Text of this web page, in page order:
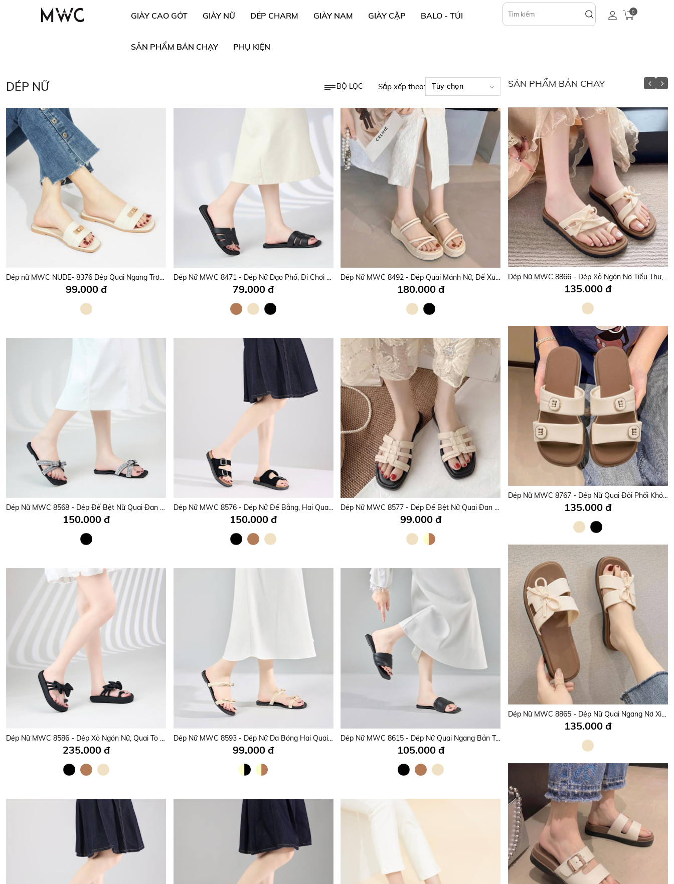
GIÀY CAO GÓT GIÀY NỮ DÉP CHARM GIÀY NAM GIÀY CẶP BALO - TÚI
SẢN PHẨM BÁN CHẠY PHỤ KIỆN
0
DÉP NỮ BỘ LỌC Sắp xếp theo:
Dép nữ MWC NUDE- 8376 Dép Quai Ngang Trơn Phối Quai Da Đính Khóa Vàng Sang Chảnh
99.000 đ
Dép Nữ MWC 8471 - Dép Nữ Dạo Phố, Đi Chơi Siêu Êm Nhẹ, Dép Nữ Quai Ngang Chữ H Phong Cách Năng Động, Trẻ Trung.
79.000 đ
Dép Nữ MWC 8492 - Dép Quai Mảnh Nữ, Đế Xuồng Thanh Lịch, Đi Học, Đi Làm, Đi Chơi Nữ Tính, Bền Đẹp, Thời Trang.
180.000 đ
Dép Nữ MWC 8568 - Dép Đế Bệt Nữ Quai Đan Chéo Đính Đá Lấp Lánh Thời Trang Cao Cấp.
150.000 đ
Dép Nữ MWC 8576 - Dép Nữ Đế Bằng, Hai Quai Ngang Có Khóa Cài Kim Loại Ánh Bạc Cá Tính, Thời Trang.
150.000 đ
Dép Nữ MWC 8577 - Dép Đế Bệt Nữ Quai Đan Chéo Tạo Mạng Lưới Mềm Mại, Mang Vẻ Đẹp Thủ Công, Hiện Đại.
99.000 đ
Dép Nữ MWC 8586 - Dép Xỏ Ngón Nữ, Quai To Bản Thắt Nơ Tiểu Thư Mềm Mại, Trẻ Trung Và Siêu Dễ Thương.
235.000 đ
Dép Nữ MWC 8593 - Dép Nữ Da Bóng Hai Quai Mảnh Ngang Phối Nơ Mềm Mại, Nhẹ Êm, Xinh Chuẩn Gu.
99.000 đ
Dép Nữ MWC 8615 - Dép Nữ Quai Ngang Bản To Họa Tiết May Chéo Nổi, Mũi Vuông Hiện Đại, Thanh Lịch, Sang Trọng.
105.000 đ
SẢN PHẨM BÁN CHẠY
Dép Nữ MWC 8866 - Dép Xỏ Ngón Nơ Tiểu Thư, Sang Chảnh, Êm Chân, Đi Là Mê.
135.000 đ
135.000 đ
135.000 đ
Dép Nữ MWC 8916 - Dép Quai Nơ Chấm Bi Nữ Tính, Thanh Lịch, Mang Đậm Phong Cách Hàn Quốc.
150.000 đ
135.000 đ
325.000 đ
Dép Nữ MWC 8866 - Dép Xỏ Ngón Nơ Tiểu Thư, Sang Chảnh, Êm Chân, Đi Là Mê.
135.000 đ
Dép Nữ MWC 8767 - Dép Nữ Quai Đôi Phối Khóa Chữ Thời Trang, Êm Nhẹ, Đi Làm, Đi Chơi Siêu Thoải Mái.
135.000 đ
Dép Nữ MWC 8865 - Dép Nữ Quai Ngang Nơ Xinh, Mặc Gì Cũng Đẹp, Mang Êm Cả Ngày.
135.000 đ